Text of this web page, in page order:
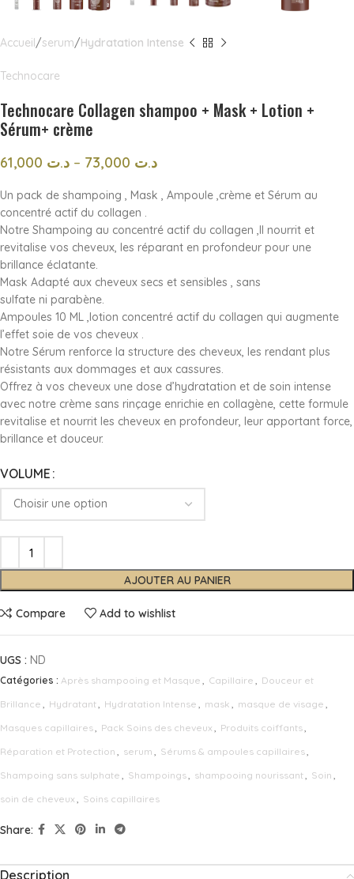
Accueil serum Hydratation Intense
Technocare
Technocare Collagen shampoo + Mask + Lotion +
Sérum+ crème
د.ت – د.ت
Un pack de shampoing , Mask , Ampoule ,crème et Sérum au
concentré actif du collagen .
Notre Shampoing au concentré actif du collagen ,Il nourrit et
revitalise vos cheveux, les réparant en profondeur pour une
brillance éclatante.
Mask Adapté aux cheveux secs et sensibles , sans
sulfate ni parabène.
Ampoules 10 ML ,lotion concentré actif du collagen qui augmente
l’effet soie de vos cheveux .
Notre Sérum renforce la structure des cheveux, les rendant plus
résistants aux dommages et aux cassures.
Offrez à vos cheveux une dose d’hydratation et de soin intense
avec notre crème sans rinçage enrichie en collagène, cette formule
revitalise et nourrit les cheveux en profondeur, leur apportant force,
brillance et douceur.
VOLUME
AJOUTER AU PANIER
Compare Add to wishlist
UGS : ND
Catégories : Après shampooing et Masque , Capillaire , Douceur et
Brillance , Hydratant, Hydratation Intense , mask , masque de visage ,
Masques capillaires, Pack Soins des cheveux , Produits coiffants,
Réparation et Protection , serum , Sérums & ampoules capillaires,
Shampoing sans sulphate , Shampoings, shampooing nourissant, Soin ,
soin de cheveux , Soins capillaires
Share:
Description